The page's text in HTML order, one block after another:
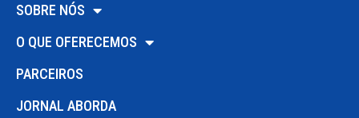
SOBRE NÓS
O QUE OFERECEMOS
PARCEIROS
JORNAL ABORDA